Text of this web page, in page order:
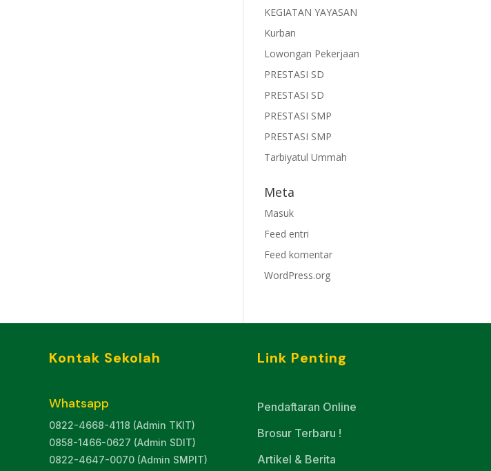
KEGIATAN YAYASAN
Kurban
Lowongan Pekerjaan
PRESTASI SD
PRESTASI SD
PRESTASI SMP
PRESTASI SMP
Tarbiyatul Ummah
Meta
Masuk
Feed entri
Feed komentar
WordPress.org
Kontak Sekolah
Whatsapp
0822-4668-4118 (Admin TKIT)
0858-1466-0627 (Admin SDIT)
0822-4647-0070 (Admin SMPIT)
Link Penting
Pendaftaran Online
Brosur Terbaru !
Artikel & Berita